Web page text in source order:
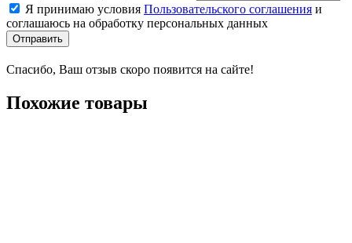
Я принимаю условия Пользовательского соглашения и
соглашаюсь на обработку персональных данных
Отправить
Спасибо, Ваш отзыв скоро появится на сайте!
Похожие товары